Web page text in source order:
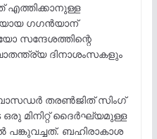
ഗഗന്‍യാന്
സന്ദേശത്തിന്റെ
ദിനാശംസകളും
തരൺജിത് സിംഗ്
മിനിറ്റ് ദൈർഘ്യമുള്ള
പങ്കുവച്ചത്. ബഹിരാകാശ